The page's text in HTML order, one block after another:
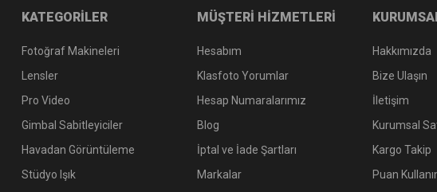
KATEGORİLER
Fotoğraf Makineleri
Lensler
Pro Video
Gimbal Sabitleyiciler
Havadan Görüntüleme
Stüdyo Işık
MÜŞTERİ HİZMETLERİ
Hesabım
Klasfoto Yorumlar
Hesap Numaralarımız
Blog
İptal ve İade Şartları
Markalar
Hakkımızda
Bize Ulaşın
İletişim
Kurumsal
Kargo Takip
Puan